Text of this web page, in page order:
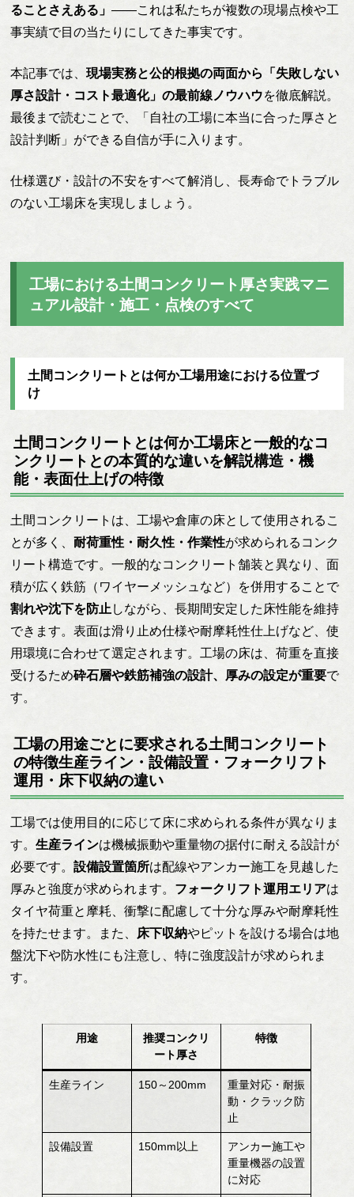
ることさえある」——これは私たちが複数の現場点検や工
事実績で目の当たりにしてきた事実です。
本記事では、現場実務と公的根拠の両面から「失敗しない
厚さ設計・コスト最適化」の最前線ノウハウを徹底解説。
最後まで読むことで、「自社の工場に本当に合った厚さと
設計判断」ができる自信が手に入ります。
仕様選び・設計の不安をすべて解消し、長寿命でトラブル
のない工場床を実現しましょう。
工場における土間コンクリート厚さ実践マニ
ュアル設計・施工・点検のすべて
土間コンクリートとは何か工場用途における位置づ
け
土間コンクリートとは何か工場床と一般的なコ
ンクリートとの本質的な違いを解説構造・機
能・表面仕上げの特徴
土間コンクリートは、工場や倉庫の床として使用されるこ
とが多く、耐荷重性・耐久性・作業性が求められるコンク
リート構造です。一般的なコンクリート舗装と異なり、面
積が広く鉄筋（ワイヤーメッシュなど）を併用することで
割れや沈下を防止 しながら、長期間安定した床性能を維持
できます。表面は滑り止め仕様や耐摩耗性仕上げなど、使
用環境に合わせて選定されます。工場の床は、荷重を直接
受けるため砕石層や鉄筋補強の設計、厚みの設定が重要で
す。
工場の用途ごとに要求される土間コンクリート
の特徴生産ライン・設備設置・フォークリフト
運用・床下収納の違い
工場では使用目的に応じて床に求められる条件が異なりま
す。生産ラインは機械振動や重量物の据付に耐える設計が
必要です。設備設置箇所は配線やアンカー施工を見越した
厚みと強度が求められます。 フォークリフト運用エリアは
タイヤ荷重と摩耗、衝撃に配慮して十分な厚みや耐摩耗性
を持たせます。また、 床下収納やピットを設ける場合は地
盤沈下や防水性にも注意し、特に強度設計が求められま
す。
用途
推奨コンクリ
ート厚さ
特徴
生産ライン 150～200mm
重量対応・耐振
動・クラック防
止
設備設置 150mm以上
アンカー施工や
重量機器の設置
に対応